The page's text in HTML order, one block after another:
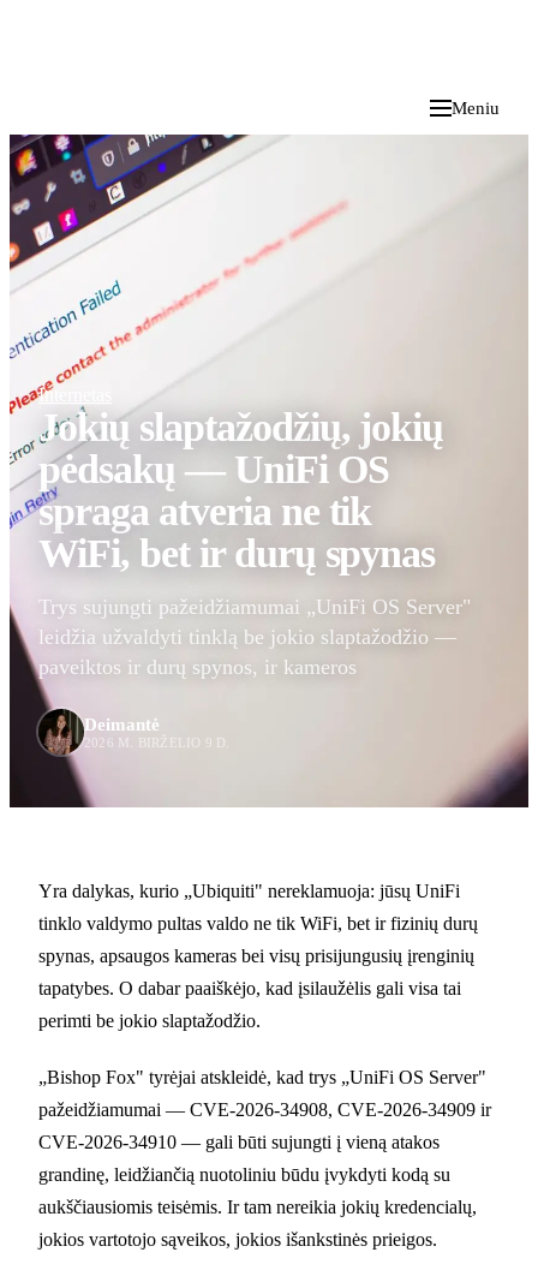
Meniu
Internetas
Jokių slaptažodžių, jokių
pėdsakų — UniFi OS
spraga atveria ne tik
WiFi, bet ir durų spynas
Trys sujungti pažeidžiamumai „UniFi OS Server"
leidžia užvaldyti tinklą be jokio slaptažodžio —
paveiktos ir durų spynos, ir kameros
Deimantė
2026 M. BIRŽELIO 9 D.
Yra dalykas, kurio „Ubiquiti" nereklamuoja: jūsų UniFi
tinklo valdymo pultas valdo ne tik WiFi, bet ir fizinių durų
spynas, apsaugos kameras bei visų prisijungusių įrenginių
tapatybes. O dabar paaiškėjo, kad įsilaužėlis gali visa tai
perimti be jokio slaptažodžio.
„Bishop Fox" tyrėjai atskleidė, kad trys „UniFi OS Server"
pažeidžiamumai — CVE-2026-34908, CVE-2026-34909 ir
CVE-2026-34910 — gali būti sujungti į vieną atakos
grandinę, leidžiančią nuotoliniu būdu įvykdyti kodą su
aukščiausiomis teisėmis. Ir tam nereikia jokių kredencialų,
jokios vartotojo sąveikos, jokios išankstinės prieigos.